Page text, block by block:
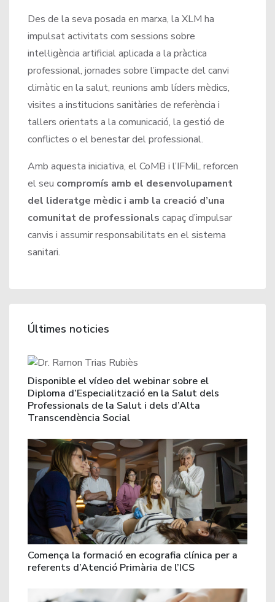
Des de la seva posada en marxa, la XLM ha
impulsat activitats com sessions sobre
intel·ligència artificial aplicada a la pràctica
professional, jornades sobre l’impacte del canvi
climàtic en la salut, reunions amb líders mèdics,
visites a institucions sanitàries de referència i
tallers orientats a la comunicació, la gestió de
conflictes o el benestar del professional.
Amb aquesta iniciativa, el CoMB i l’IFMiL reforcen
el seu compromís amb el desenvolupament
del lideratge mèdic i amb la creació d’una
comunitat de professionals capaç d’impulsar
canvis i assumir responsabilitats en el sistema
sanitari.
Últimes noticies
Disponible el vídeo del webinar sobre el
Diploma d’Especialització en la Salut dels
Professionals de la Salut i dels d’Alta
Transcendència Social
Comença la formació en ecografia clínica per a
referents d’Atenció Primària de l’ICS